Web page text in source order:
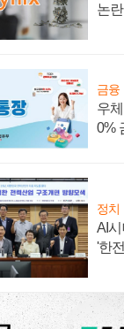
논
금융
우
0%
정치
AI
'한